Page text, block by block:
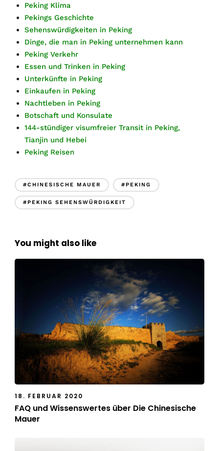
Peking Klima
Pekings Geschichte
Sehenswürdigkeiten in Peking
Dinge, die man in Peking unternehmen kann
Peking Verkehr
Essen und Trinken in Peking
Unterkünfte in Peking
Einkaufen in Peking
Nachtleben in Peking
Botschaft und Konsulate
144-stündiger visumfreier Transit in Peking,
Tianjin und Hebei
Peking Reisen
#CHINESISCHE MAUER #PEKING
#PEKING SEHENSWÜRDIGKEIT
You might also like
18. FEBRUAR 2020
FAQ und Wissenswertes über Die Chinesische
Mauer